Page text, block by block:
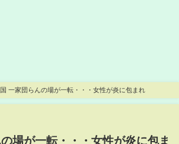
一家団らんの場が一転・・・女性が炎に包まれ
場が一転・・・女性が炎に包ま